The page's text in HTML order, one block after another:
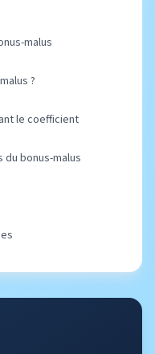
malus
?
le coefficient
bonus-malus